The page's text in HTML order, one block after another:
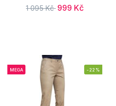
1 095 Kč 999 Kč
MEGA -22%